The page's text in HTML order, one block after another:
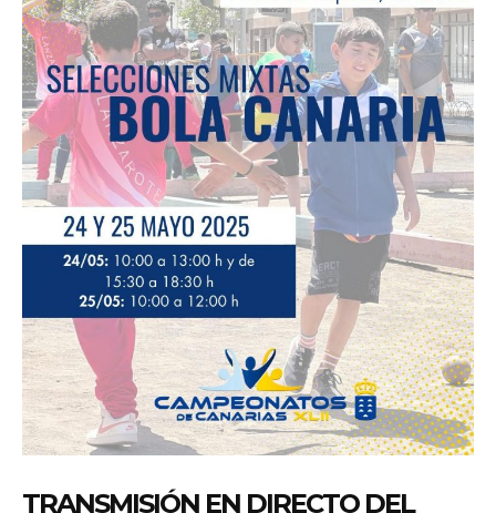
TRANSMISIÓN EN DIRECTO DEL